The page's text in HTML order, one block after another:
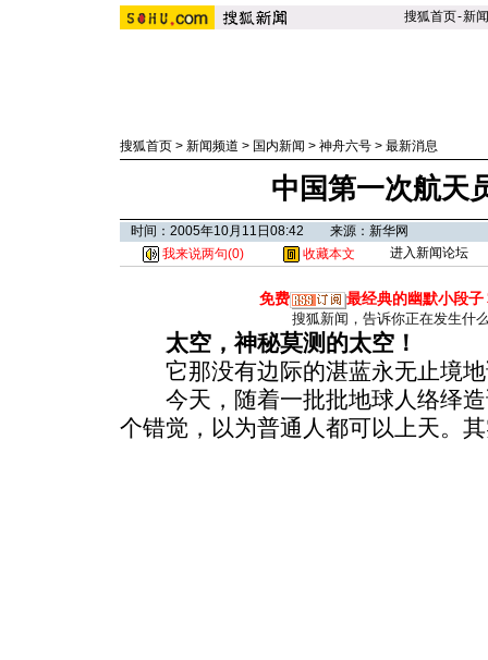
搜狐首页-新闻
搜狐首页 > 新闻频道 > 国内新闻 > 神舟六号 > 最新消息
中国第一次航天
时间：2005年10月11日08:42 来源：新华网
我来说两句(0) 收藏本文 进入新闻论坛
免费 最经典的幽默小段子
搜狐新闻，告诉你正在发生什
太空，神秘莫测的太空！
它那没有边际的湛蓝永无止境地
今天，随着一批批地球人络绎造
个错觉，以为普通人都可以上天。